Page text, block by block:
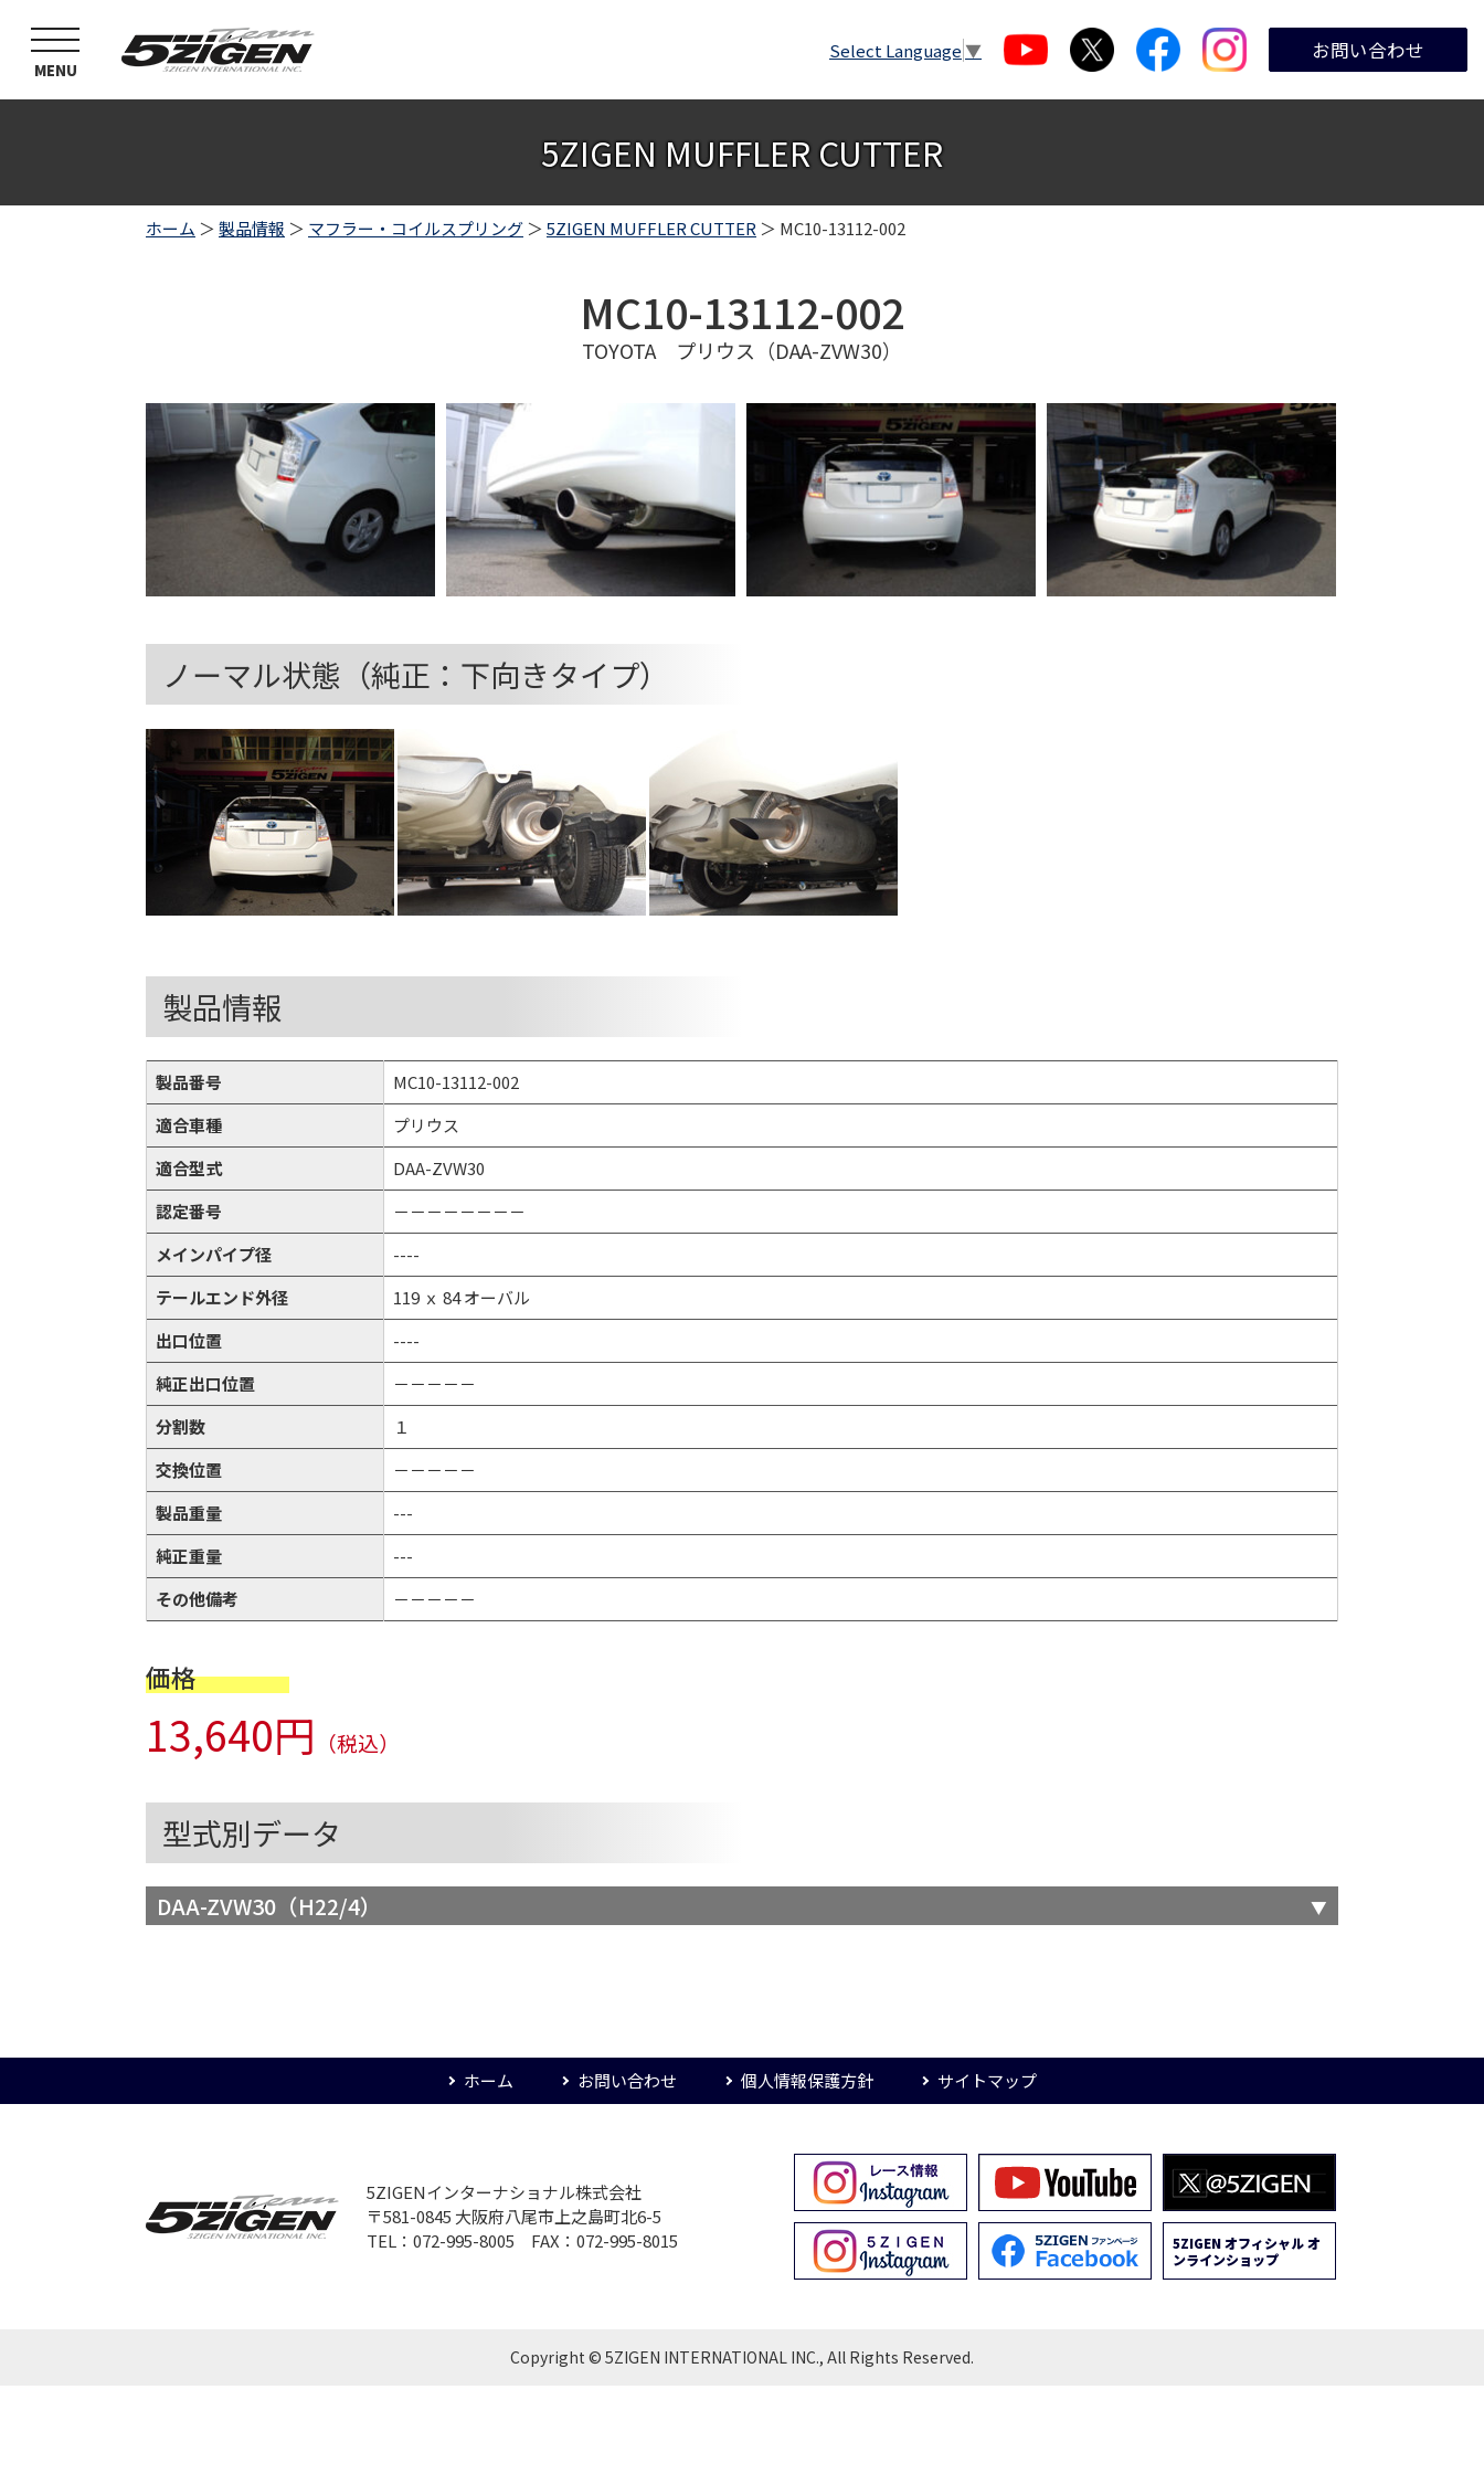
toggle
navigation
MENU
Select Language ▼ お問い合わせ
5ZIGEN MUFFLER CUTTER
ホーム ＞製品情報 ＞ マフラー・コイルスプリング ＞5ZIGEN MUFFLER CUTTER ＞ MC10-13112-002
MC10-13112-002
TOYOTA プリウス（DAA-ZVW30）
ノーマル状態（純正：下向きタイプ）
製品情報
製品番号
MC10-13112-002
適合車種
プリウス
適合型式
DAA-ZVW30
認定番号
－－－－－－－－
メインパイプ径
----
テールエンド外径
119 ｘ 84 オーバル
出口位置
----
純正出口位置
－－－－－
分割数
１
交換位置
－－－－－
製品重量
---
純正重量
---
その他備考
－－－－－
価格
13,640円 （税込）
型式別データ
DAA-ZVW30（H22/4）
ホーム お問い合わせ 個人情報保護方針 サイトマップ
5ZIGENインターナショナル株式会社
〒581-0845 大阪府八尾市上之島町北6-5
TEL：072-995-8005 FAX：072-995-8015
5ZIGEN オフィシャル オ
ンラインショップ
Copyright © 5ZIGEN INTERNATIONAL INC., All Rights Reserved.